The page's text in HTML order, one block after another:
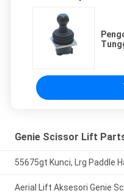
Genie Scissor Lift
55675gt Kunci, Lrg Paddle
Aerial Lift Aksesori Genie